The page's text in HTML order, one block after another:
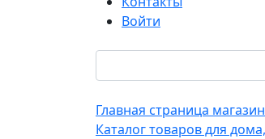
Войти
Главная страница
Каталог товаров для